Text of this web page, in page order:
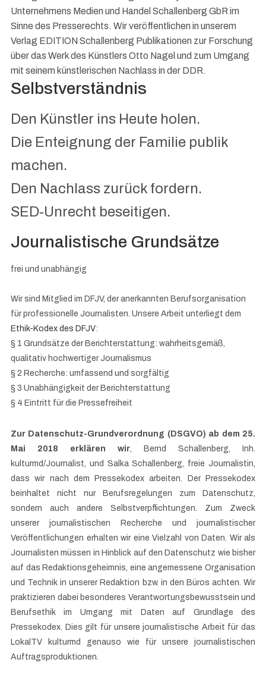
Unternehmens Medien und Handel Schallenberg GbR im
Sinne des Presserechts. Wir veröffentlichen in unserem
Verlag EDITION Schallenberg Publikationen zur Forschung
über das Werk des Künstlers Otto Nagel und zum Umgang
mit seinem künstlerischen Nachlass in der DDR.
Selbstverständnis
Den Künstler ins Heute holen.
Die Enteignung der Familie publik
machen.
Den Nachlass zurück fordern.
SED-Unrecht beseitigen.
Journalistische Grundsätze
frei und unabhängig
Wir sind Mitglied im DFJV, der anerkannten Berufsorganisation
für professionelle Journalisten. Unsere Arbeit unterliegt dem
Ethik-Kodex des DFJV:
§ 1 Grundsätze der Berichterstattung: wahrheitsgemäß,
qualitativ hochwertiger Journalismus
§ 2 Recherche: umfassend und sorgfältig
§ 3 Unabhängigkeit der Berichterstattung
§ 4 Eintritt für die Pressefreiheit
Zur Datenschutz-Grundverordnung (DSGVO) ab dem 25.
Mai 2018 erklären wir , Bernd Schallenberg, Inh.
kulturmd/Journalist, und Salka Schallenberg, freie Journalistin,
dass wir nach dem Pressekodex arbeiten. Der Pressekodex
beinhaltet nicht nur Berufsregelungen zum Datenschutz,
sondern auch andere Selbstverpflichtungen. Zum Zweck
unserer journalistischen Recherche und journalistischer
Veröffentlichungen erhalten wir eine Vielzahl von Daten. Wir als
Journalisten müssen in Hinblick auf den Datenschutz wie bisher
auf das Redaktionsgeheimnis, eine angemessene Organisation
und Technik in unserer Redaktion bzw. in den Büros achten. Wir
praktizieren dabei besonderes Verantwortungsbewusstsein und
Berufsethik im Umgang mit Daten auf Grundlage des
Pressekodex. Dies gilt für unsere journalistische Arbeit für das
LokalTV kulturmd genauso wie für unsere journalistischen
Auftragsproduktionen.